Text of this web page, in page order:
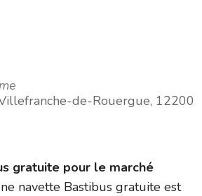
de-Rouergue, 12200
gratuite pour le marché
navette Bastibus gratuite est